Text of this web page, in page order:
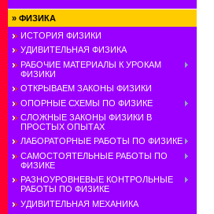
» ФИЗИКА
ИСТОРИЯ ФИЗИКИ
УДИВИТЕЛЬНАЯ ФИЗИКА
РАБОЧИЕ МАТЕРИАЛЫ К УРОКАМ
ФИЗИКИ
ОТКРЫВАЕМ ЗАКОНЫ ФИЗИКИ
ОПОРНЫЕ СХЕМЫ ПО ФИЗИКЕ
СЛОЖНЫЕ ЗАКОНЫ ФИЗИКИ В
ПРОСТЫХ ОПЫТАХ
ЛАБОРАТОРНЫЕ РАБОТЫ ПО ФИЗИКЕ
САМОСТОЯТЕЛЬНЫЕ РАБОТЫ ПО
ФИЗИКЕ
РАЗНОУРОВНЕВЫЕ КОНТРОЛЬНЫЕ
РАБОТЫ ПО ФИЗИКЕ
УДИВИТЕЛЬНАЯ МЕХАНИКА